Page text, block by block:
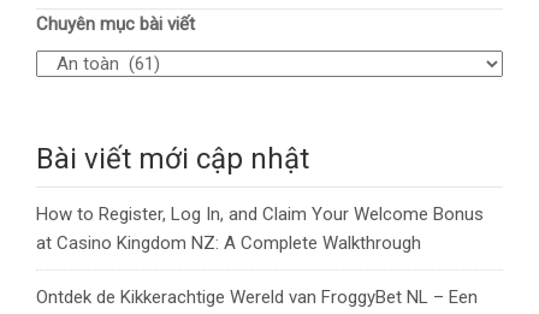
Chuyên mục bài viết
Bài viết mới cập nhật
How to Register, Log In, and Claim Your Welcome Bonus
at Casino Kingdom NZ: A Complete Walkthrough
Ontdek de Kikkerachtige Wereld van FroggyBet NL – Een